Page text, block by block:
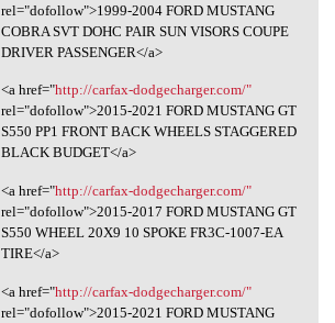
rel="dofollow">1999-2004 FORD MUSTANG
COBRA SVT DOHC PAIR SUN VISORS COUPE
DRIVER PASSENGER</a>
<a href="http://carfax-dodgecharger.com/"
rel="dofollow">2015-2021 FORD MUSTANG GT
S550 PP1 FRONT BACK WHEELS STAGGERED
BLACK BUDGET</a>
<a href="http://carfax-dodgecharger.com/"
rel="dofollow">2015-2017 FORD MUSTANG GT
S550 WHEEL 20X9 10 SPOKE FR3C-1007-EA
TIRE</a>
<a href="http://carfax-dodgecharger.com/"
rel="dofollow">2015-2021 FORD MUSTANG